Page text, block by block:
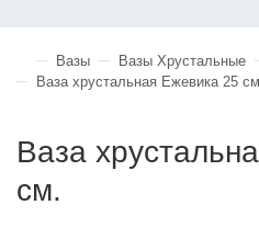
Вазы Вазы Хрустальные
Ваза хрустальная Ежевика 25
Ваза
см.